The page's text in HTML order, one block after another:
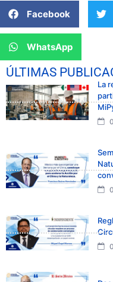
Facebook
WhatsApp
ÚLTIMAS
La